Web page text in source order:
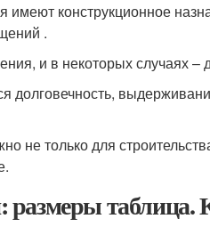
конструкционное
.
и в некоторых случаях
долговечность,
не только для
таблица.